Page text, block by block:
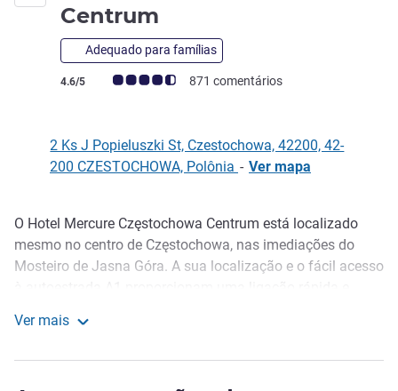
Centrum
Adequado para famílias
Nota clientes Avis (Classificação ALL)
4.6/5 871 comentários
2 Ks J Popieluszki St, Czestochowa, 42200, 42-
200 CZESTOCHOWA, Polônia - Ver mapa
Descrição
O Hotel Mercure Częstochowa Centrum está localizado
mesmo no centro de Częstochowa, nas imediações do
Mosteiro de Jasna Góra. A sua localização e o fácil acesso
hotel dispõe de 101 quartos com ar condicionado,
Ver mais